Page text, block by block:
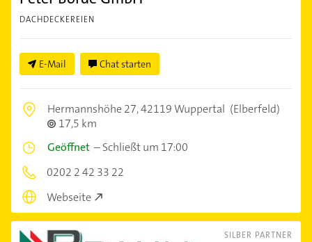
DACHDECKEREIEN
E-Mail Chat starten
Hermannshöhe 27,42119 Wuppertal (Elberfeld)
17,5 km
Geöffnet –Schließt um 17:00
0202 2 42 33 22
Webseite
SILBER PARTNER